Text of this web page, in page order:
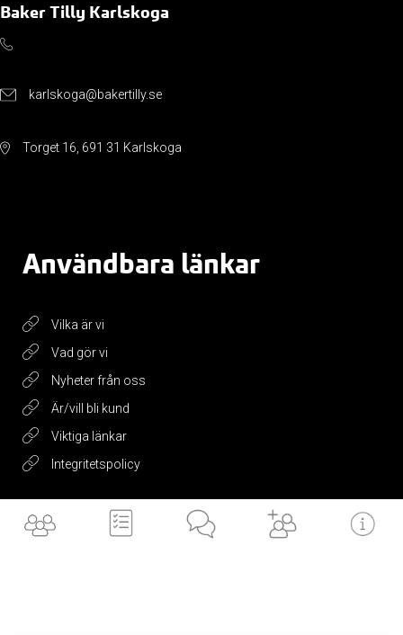
Baker Tilly Karlskoga
karlskoga@bakertilly.se
Torget 16, 691 31 Karlskoga
Användbara länkar
Vilka är vi
Vad gör vi
Nyheter från oss
Är/vill bli kund
Viktiga länkar
Integritetspolicy